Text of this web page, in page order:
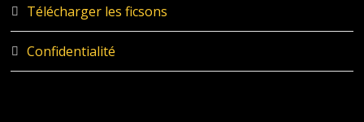
Télécharger les ficsons
Confidentialité